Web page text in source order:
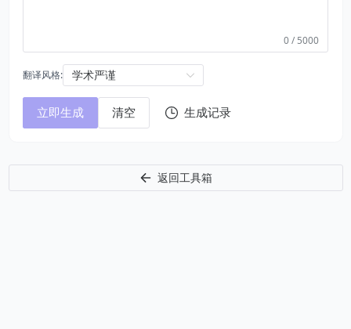
0 / 5000
翻译风格: 学术严谨
立即生成 清空 生成记录
返回工具箱